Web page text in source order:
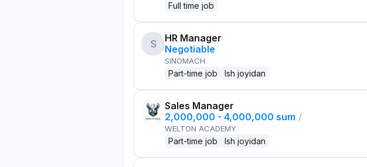
Full time job
S
HR Manager
Negotiable
SINOMACH
Part-time job Ish joyidan
Sales Manager
2,000,000 - 4,000,000 sum /
WELTON ACADEMY
Part-time job Ish joyidan